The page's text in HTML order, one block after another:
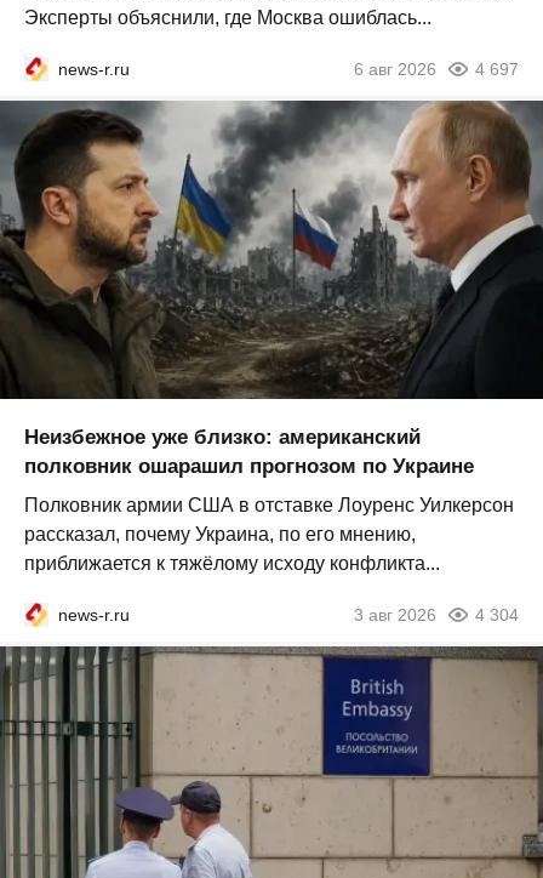
Эксперты объяснили, где Москва ошиблась...
news-r.ru 6 авг 2026 4 697
Неизбежное уже близко: американский
полковник ошарашил прогнозом по Украине
Полковник армии США в отставке Лоуренс Уилкерсон
рассказал, почему Украина, по его мнению,
приближается к тяжёлому исходу конфликта...
news-r.ru 3 авг 2026 4 304